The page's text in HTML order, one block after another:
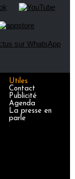
Utiles
Contact
Publicité
Agenda
La presse en
parle